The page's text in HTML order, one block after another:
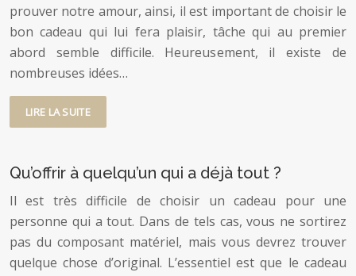
prouver notre amour, ainsi, il est important de choisir le
bon cadeau qui lui fera plaisir, tâche qui au premier
abord semble difficile. Heureusement, il existe de
nombreuses idées…
LIRE LA SUITE
Qu’offrir à quelqu’un qui a déjà tout ?
Il est très difficile de choisir un cadeau pour une
personne qui a tout. Dans de tels cas, vous ne sortirez
pas du composant matériel, mais vous devrez trouver
quelque chose d’original. L’essentiel est que le cadeau